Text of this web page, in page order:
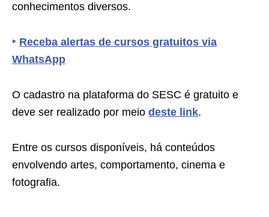
conhecimentos diversos.
‣ Receba alertas de cursos gratuitos via
WhatsApp
O cadastro na plataforma do SESC é gratuito e
deve ser realizado por meio deste link.
Entre os cursos disponíveis, há conteúdos
envolvendo artes, comportamento, cinema e
fotografia.